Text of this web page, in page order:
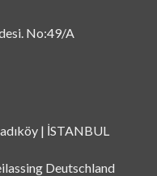
No:49/A
| İSTANBUL
Deutschland